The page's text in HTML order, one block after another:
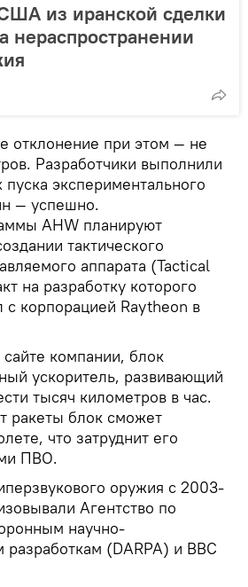
из иранской сделки
нераспространении
отклонение при этом — не
Разработчики выполнили
экспериментального
— успешно.
AHW планируют
тактического
аппарата (Tactical
на разработку которого
с корпорацией Raytheon в
компании, блок
ускоритель, развивающий
тысяч километров в час.
ракеты блок сможет
что затруднит его
ПВО.
оружия с 2003-
Агентство по
научно-
разработкам (DARPA) и ВВС